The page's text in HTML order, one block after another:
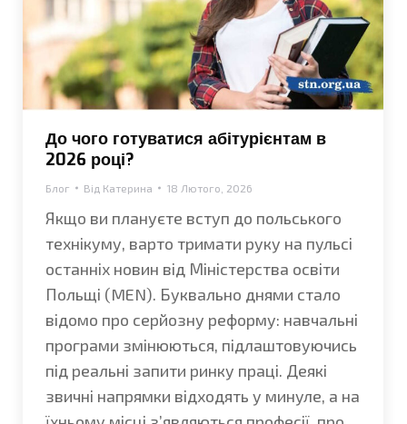
До чого готуватися абітурієнтам в
2026 році?
Блог Від Катерина 18 Лютого, 2026
Якщо ви плануєте вступ до польського
технікуму, варто тримати руку на пульсі
останніх новин від Міністерства освіти
Польщі (MEN). Буквально днями стало
відомо про серйозну реформу: навчальні
програми змінюються, підлаштовуючись
під реальні запити ринку праці. Деякі
звичні напрямки відходять у минуле, а на